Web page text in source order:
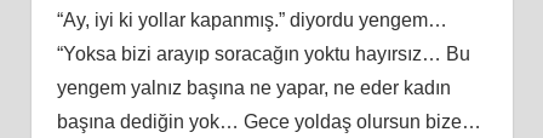
“Ay, iyi ki yollar kapanmış.” diyordu yengem…
“Yoksa bizi arayıp soracağın yoktu hayırsız… Bu
yengem yalnız başına ne yapar, ne eder kadın
başına dediğin yok… Gece yoldaş olursun bize…